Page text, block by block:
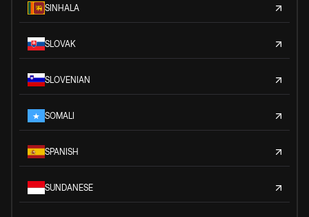
SINHALA
SLOVAK
SLOVENIAN
SOMALI
SPANISH
SUNDANESE